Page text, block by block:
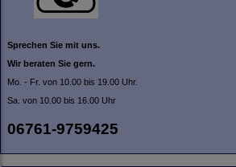
Sprechen Sie mit uns.
Wir beraten Sie gern.
Mo. - Fr. von 10.00 bis 19.00 Uhr.
Sa. von 10.00 bis 16.00 Uhr
06761-9759425